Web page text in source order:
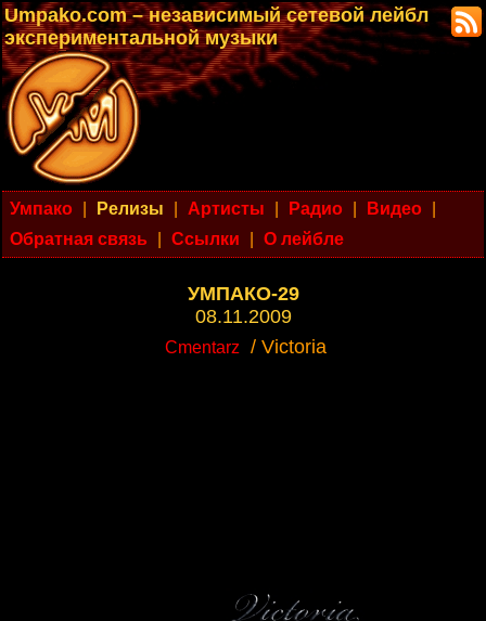
Umpako.com – независимый сетевой лейбл
экспериментальной музыки
Умпако Релизы Артисты Радио Видео
Обратная связь
Ссылки О лейбле
УМПАКО-29
08.11.2009
Cmentarz / Victoria